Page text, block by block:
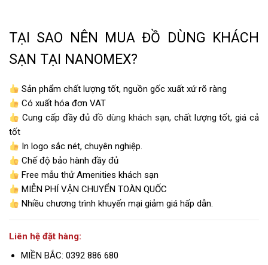
TẠI SAO NÊN MUA ĐỒ DÙNG KHÁCH
SẠN TẠI NANOMEX?
Sản phẩm chất lượng tốt, nguồn gốc xuất xứ rõ ràng
Có xuất hóa đơn VAT
Cung cấp đầy đủđồ dùng khách sạn, chất lượng tốt, giá cả
tốt
In logo sắc nét, chuyên nghiệp.
Chế độ bảo hành đầy đủ
Free mẫu thử Amenities khách sạn
MIỄN PHÍ VẬN CHUYỂN TOÀN QUỐC
Nhiều chương trình khuyến mại giảm giá hấp dẫn.
Liên hệ đặt hàng:
MIỀN BẮC: 0392 886 680